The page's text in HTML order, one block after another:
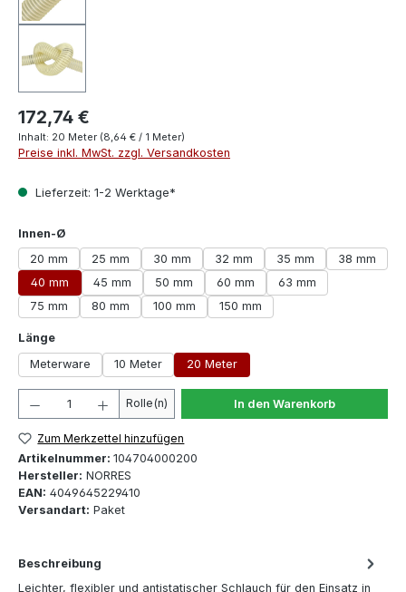
172,74 €
Inhalt: 20 Meter (8,64 € / 1 Meter)
Preise inkl. MwSt. zzgl. Versandkosten
Lieferzeit: 1-2 Werktage*
Innen-Ø
20 mm
25 mm 30 mm 32 mm 35 mm
38 mm
40 mm
45 mm 50 mm 60 mm
63 mm
75 mm
80 mm 100 mm 150 mm
Längeauswählen
Meterware
10 Meter 20 Meter
Produkt Anzahl: Gib den gewünschten Wert ein
Rolle(n) In den Warenkorb
Zum Merkzettel hinzufügen
Artikelnummer: 104704000200
Hersteller: NORRES
EAN: 4049645229410
Versandart: Paket
Beschreibung
Leichter, flexibler und antistatischer Schlauch für den Einsatz in